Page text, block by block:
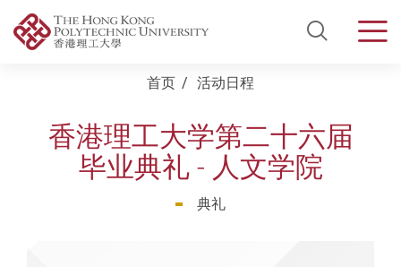
Open
首页 活动日程
香港理工大学第二十六届
毕业典礼 - 人文学院
典礼